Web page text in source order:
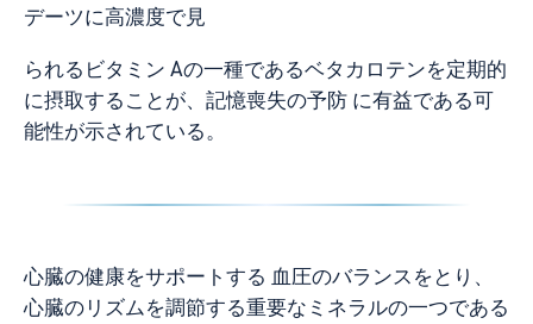
デーツに高濃度で見
られるビタミン Aの一種であるベタカロテンを定期的
に摂取することが、記憶喪失の予防 に有益である可
能性が示されている。
心臓の健康をサポートする 血圧のバランスをとり、
心臓のリズムを調節する重要なミネラルの一つである